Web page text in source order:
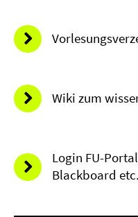
Wiki zum
Login FU-
Blackboard etc.